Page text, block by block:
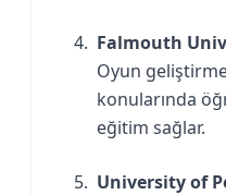
Falmouth
Oyun geliştirme
konularında
eğitim sağlar.
University of